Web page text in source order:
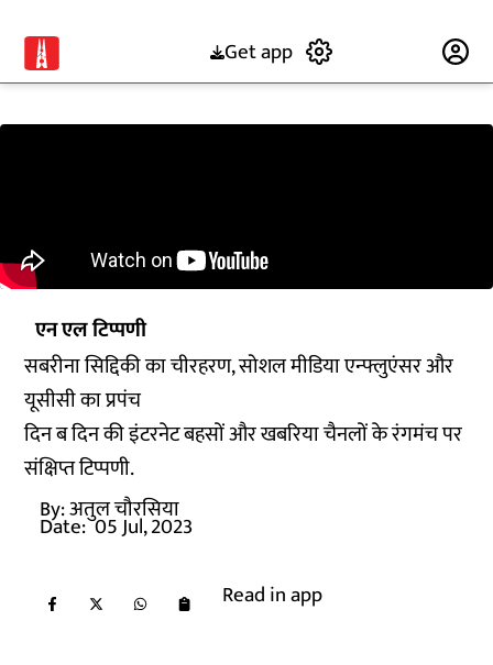
Get app
एन एल टिप्पणी
सबरीना सिद्दिकी का चीरहरण, सोशल मीडिया एन्फ्लुएंसर और
यूसीसी का प्रपंच
दिन ब दिन की इंटरनेट बहसों और खबरिया चैनलों के रंगमंच पर
संक्षिप्त टिप्पणी.
By:अतुल चौरसिया
Date: 05 Jul, 2023
Read in app